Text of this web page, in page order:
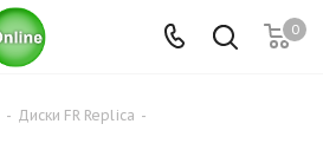
0
- Диски FR Replica -